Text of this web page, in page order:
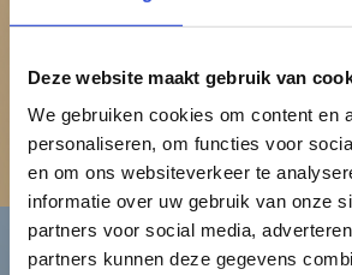
Deze website maakt gebruik van
We gebruiken cookies om content en
personaliseren, om functies voor
en om ons websiteverkeer te
informatie over uw gebruik van onze
partners voor social media,
partners kunnen deze gegevens
Dames
Bekijk de damescollectie